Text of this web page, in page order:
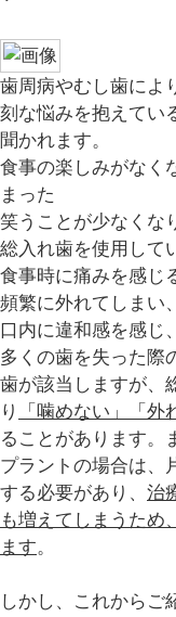
歯周病やむし歯によ
刻な悩みを抱えてい
聞かれます。
食事の楽しみがなく
まった
笑うことが少なくな
総入れ歯を使用して
食事時に痛みを感じ
頻繁に外れてしまい
口内に違和感を感じ
多くの歯を失った際
歯が該当しますが、
り
「噛めない」「
ることがあります。
プラント の場合は、
する必要があり、 治
も増えてしまうため
ます。
しかし、これからご